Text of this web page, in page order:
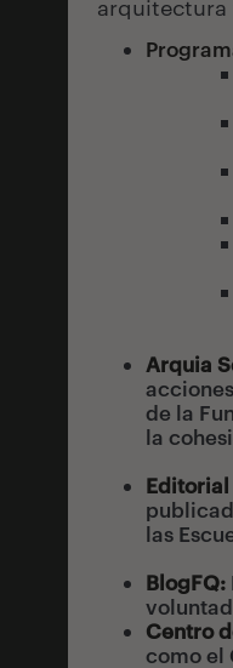
arquitectura
Arquia
de la
la
Editorial
las
BlogFQ:
Centro
como el